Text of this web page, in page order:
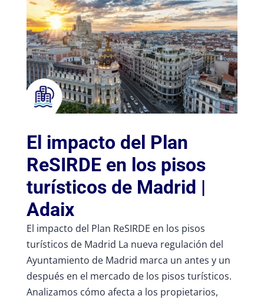
El impacto del Plan
ReSIRDE en los pisos
turísticos de Madrid |
Adaix
El impacto del Plan ReSIRDE en los pisos
turísticos de Madrid La nueva regulación del
Ayuntamiento de Madrid marca un antes y un
después en el mercado de los pisos turísticos.
Analizamos cómo afecta a los propietarios,